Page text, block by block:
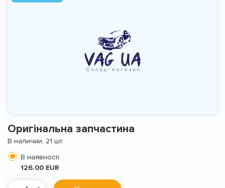
Оригінальна запчастина
В наличии, 21 шт.
В наявності
126.00 EUR